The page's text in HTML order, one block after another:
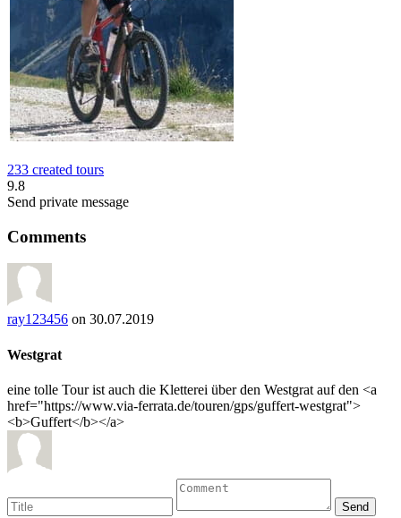
233 created tours
9.8
Send private message
Comments
ray123456 on 30.07.2019
Westgrat
eine tolle Tour ist auch die Kletterei über den Westgrat auf den <a
href="https://www.via-ferrata.de/touren/gps/guffert-westgrat">
<b>Guffert</b></a>